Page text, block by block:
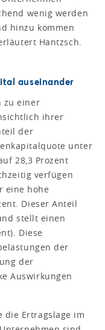
wenig werden
hinzu kommen
Hantzsch.
auseinander
zu einer
ihrer
der
unter
28,3 Prozent
verfügen
eine hohe
Dieser Anteil
stellt einen
Diese
der
der
Auswirkungen
die Ertragslage im